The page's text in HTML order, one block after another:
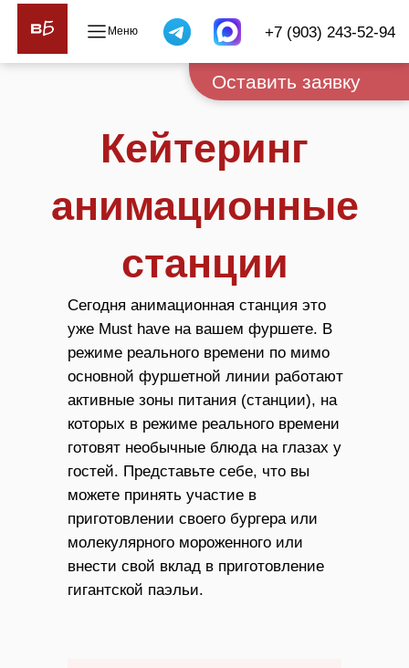
+7 (903) 243-52-94
Оставить заявку
Кейтеринг
анимационные
станции
Сегодня анимационная станция это
уже Must have на вашем фуршете. В
режиме реального времени по мимо
основной фуршетной линии работают
активные зоны питания (станции), на
которых в режиме реального времени
готовят необычные блюда на глазах у
гостей. Представьте себе, что вы
можете принять участие в
приготовлении своего бургера или
молекулярного мороженного или
внести свой вклад в приготовление
гигантской паэльи.